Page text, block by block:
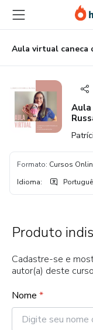
para
conteúdo
principal
para
pagamento
para
rodapé
Aula
Formato: Cursos
Idioma:
Produto
Cadastre-se e
autor(a) deste
Nome *